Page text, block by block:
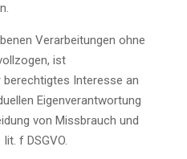
Verarbeitungen ohne
ist
Interesse an
Eigenverantwortung
von Missbrauch und
f DSGVO.